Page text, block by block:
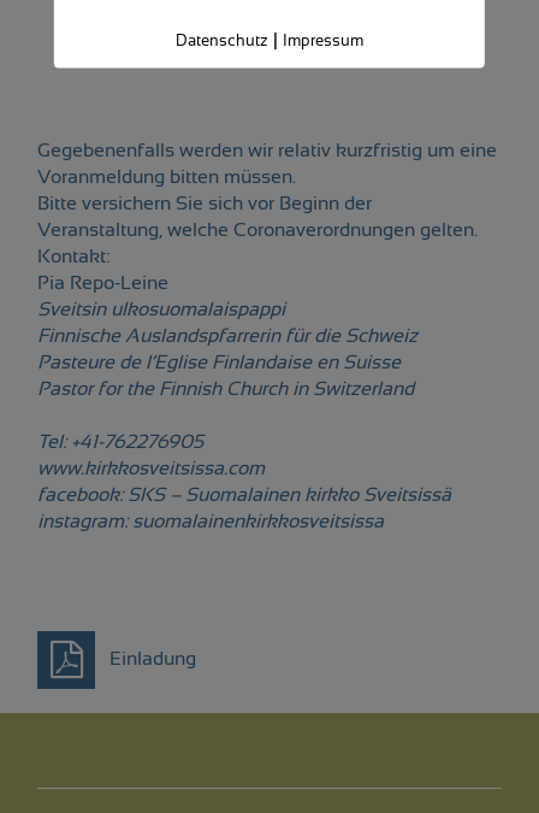
Gegebenenfalls werden wir relativ kurzfristig um eine
Voranmeldung bitten müssen.
Bitte versichern Sie sich vor Beginn der
Veranstaltung, welche Coronaverordnungen gelten.
Kontakt:
Pia Repo-Leine
Sveitsin ulkosuomalaispappi
Finnische Auslandspfarrerin für die Schweiz
Pasteure de l’Eglise Finlandaise en Suisse
Pastor for the Finnish Church in Switzerland
Tel: +41-762276905
www.kirkkosveitsissa.com
facebook: SKS – Suomalainen kirkko Sveitsissä
instagram: suomalainenkirkkosveitsissa
Einladung
Datenschutz | Impressum